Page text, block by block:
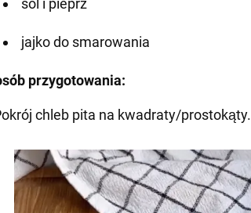
sól i pieprz
jajko do smarowania
przygotowania:
chleb pita na kwadraty/prostokąty.